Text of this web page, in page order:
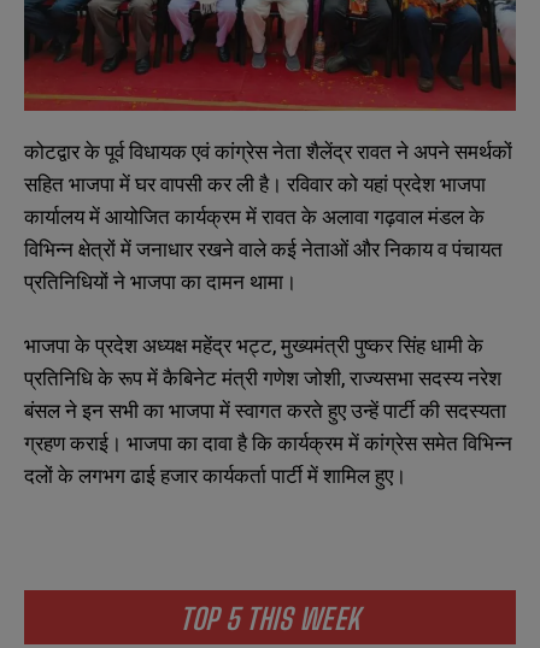
TOP 5 THIS WEEK
कोटद्वार के पूर्व विधायक एवं कांग्रेस नेता शैलेंद्र रावत ने अपने समर्थकों
सहित भाजपा में घर वापसी कर ली है। रविवार को यहां प्रदेश भाजपा
कार्यालय में आयोजित कार्यक्रम में रावत के अलावा गढ़वाल मंडल के
विभिन्न क्षेत्रों में जनाधार रखने वाले कई नेताओं और निकाय व पंचायत
प्रतिनिधियों ने भाजपा का दामन थामा।
भाजपा के प्रदेश अध्यक्ष महेंद्र भट्ट, मुख्यमंत्री पुष्कर सिंह धामी के
प्रतिनिधि के रूप में कैबिनेट मंत्री गणेश जोशी, राज्यसभा सदस्य नरेश
बंसल ने इन सभी का भाजपा में स्वागत करते हुए उन्हें पार्टी की सदस्यता
ग्रहण कराई। भाजपा का दावा है कि कार्यक्रम में कांग्रेस समेत विभिन्न
दलों के लगभग ढाई हजार कार्यकर्ता पार्टी में शामिल हुए।